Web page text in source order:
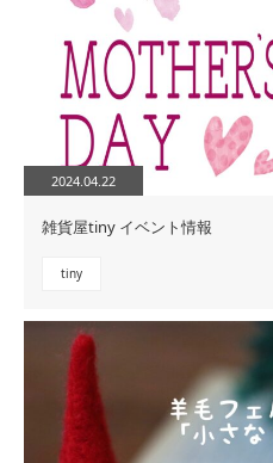
2024.04.22
雑貨屋tiny イベント情報
tiny